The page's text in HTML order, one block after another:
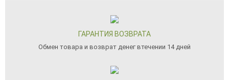
ГАРАНТИЯ ВОЗВРАТА
Обмен товара и возврат денег втечении 14 дней